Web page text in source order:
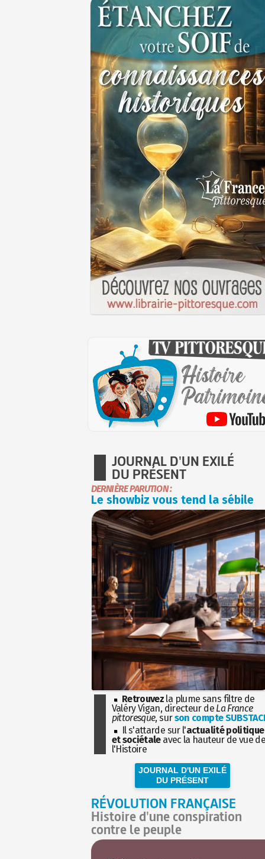
JOURNAL D'UN EXILÉ
DU PRÉSENT
DERNIÈRE PARUTION :
Le showbiz vous tend la sébile
Retrouvez la plume sans filtre de
Valéry Vigan, directeur de La France
pittoresque, surson compte
Il s'attarde sur l'actualité politique
et sociétaleavec la hauteur de vue
l'Histoire
JOURNAL D'UN EXILÉ
DU PRÉSENT
RÉVOLUTION FRANÇAISE
Histoire d'une conspiration
contre le peuple